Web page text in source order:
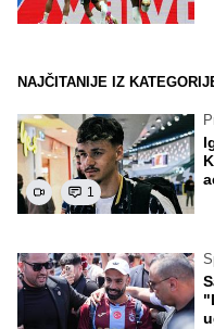
NAJČITANIJE IZ
1